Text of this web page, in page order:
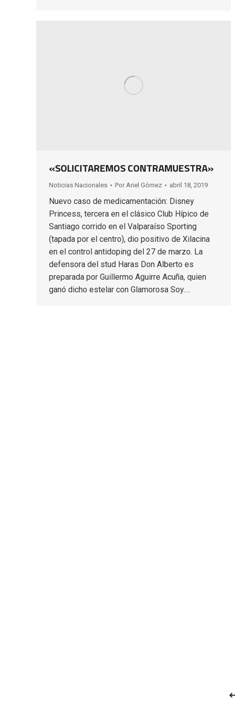
«SOLICITAREMOS CONTRAMUESTRA»
Noticias Nacionales Por Ariel Gómez abril 18, 2019
Nuevo caso de medicamentación: Disney
Princess, tercera en el clásico Club Hípico de
Santiago corrido en el Valparaíso Sporting
(tapada por el centro), dio positivo de Xilacina
en el control antidoping del 27 de marzo. La
defensora del stud Haras Don Alberto es
preparada por Guillermo Aguirre Acuña, quien
ganó dicho estelar con Glamorosa Soy.…